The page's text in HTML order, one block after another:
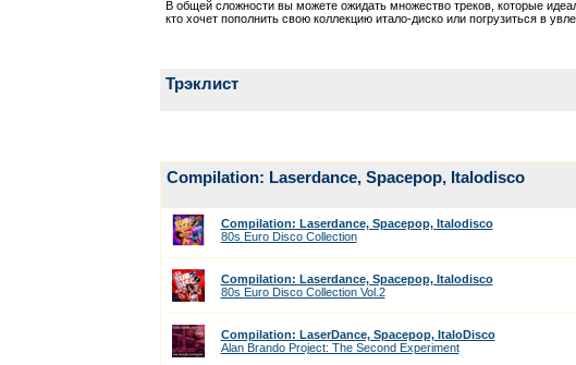
В общей сложности вы можете ожидать множество треков, которые
кто хочет пополнить свою коллекцию итало-диско или погрузиться в
Трэклист
Compilation: Laserdance, Spacepop, Italodisco
Compilation: Laserdance, Spacepop, Italodisco
80s Euro Disco Collection
Compilation: Laserdance, Spacepop, Italodisco
80s Euro Disco Collection Vol.2
Compilation: LaserDance, Spacepop, ItaloDisco
Alan Brando Project: The Second Experiment